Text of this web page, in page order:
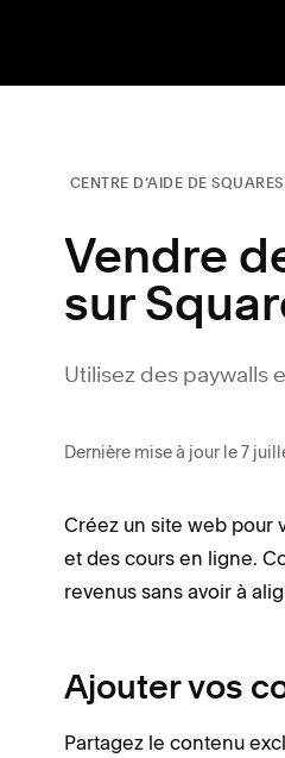
CENTRE D’AIDE DE
Vendre
sur
Utilisez des paywalls
Dernière mise à jour le 7
Créez un site web pour
et des cours en ligne.
revenus sans avoir à
Ajouter vos
Partagez le contenu